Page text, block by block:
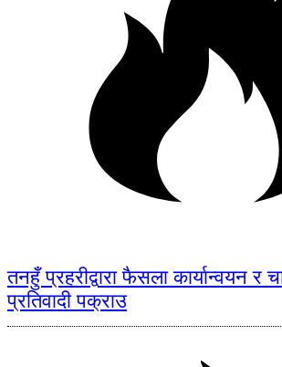
तनहुँ प्रहरीद्वारा फैसला कार्यान्वयन र
प्रतिवादी पक्राउ